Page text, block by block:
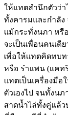
ให้แทตสำนึกตัวว่
ทั้งคารมและกำลัง
แม้กระทั่งนภา หรื
จะเป็นเพื่อนคนเดี
เพื่อให้แทตคิดทบ
หรือ รำแพน (แคท
แทตเป็นเครื่องมื
ตัวเองไป จนทั้งน
สาดน้ำไล่ทั้งคู่แล้